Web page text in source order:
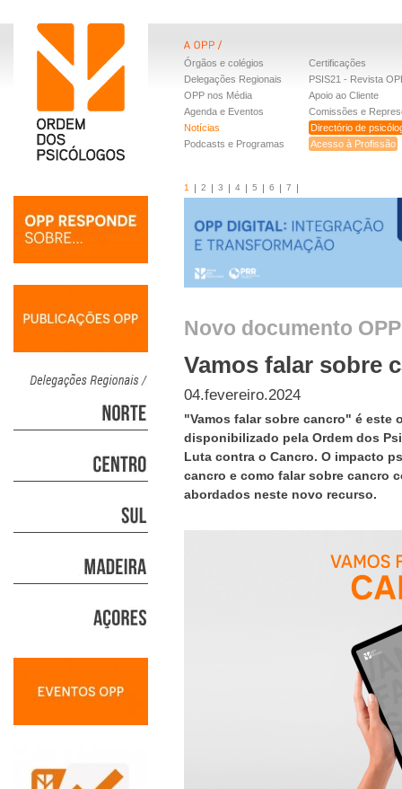
Órgãos e colégios
Delegações Regionais
OPP nos Média
Agenda e Eventos
Notícias
Podcasts e Programas
Certificações
PSIS21 - Revista
Apoio ao Cliente
Comissões e
Directório de
Acesso à Profissão
1 2 3 4 5 6 7
Novo documento OPP
Vamos falar sobre
04.fevereiro.2024
"Vamos falar sobre cancro" é este
disponibilizado pela Ordem dos
Luta contra o Cancro. O impacto
cancro e como falar sobre cancro
abordados neste novo recurso.